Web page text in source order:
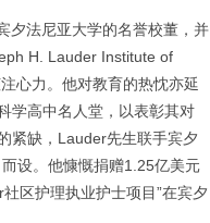
夕法尼亚大学的名誉校董，并
H. Lauder Institute of
心力。他对教育的热忱亦延
学高中名人堂，以表彰其对
紧缺，Lauder先生联手宾夕
设。他慷慨捐赠1.25亿美元
区护理执业护士项目”在宾夕